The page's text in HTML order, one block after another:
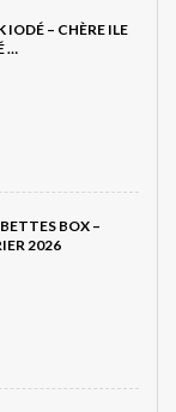
IODÉ – CHÈRE ILE
…
BOX –
2026